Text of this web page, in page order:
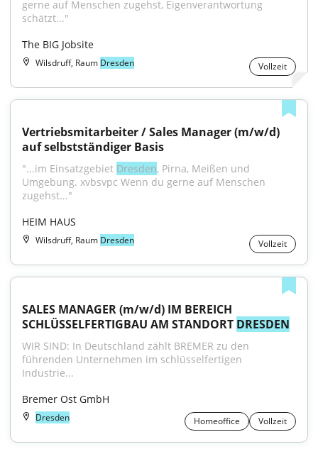
gerne auf Menschen zugehst, Eigenverantwortung
schätzt..."
The BIG Jobsite
Wilsdruff, Raum Dresden Vollzeit
Vertriebsmitarbeiter / Sales Manager (m/w/d)
auf selbstständiger Basis
"...im Einsatzgebiet Dresden, Pirna, Meißen und
Umgebung. xvbsvpc Wenn du gerne auf Menschen
zugehst..."
HEIM HAUS
Wilsdruff, Raum Dresden Vollzeit
SALES MANAGER (m/w/d) IM BEREICH
SCHLÜSSELFERTIGBAU AM STANDORT DRESDEN
WIR SIND: In Deutschland zählt BREMER zu den
führenden Unternehmen im schlüsselfertigen
Industrie...
Bremer Ost GmbH
Dresden Homeoffice Vollzeit